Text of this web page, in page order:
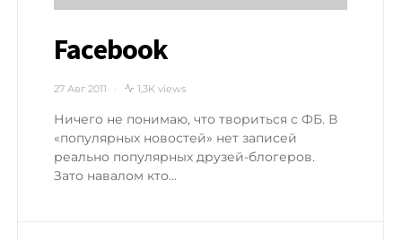
Facebook
27 Авг 2011 1,3K views
Ничего не понимаю, что твориться с ФБ. В
«популярных новостей» нет записей
реально популярных друзей-блогеров.
Зато навалом кто…